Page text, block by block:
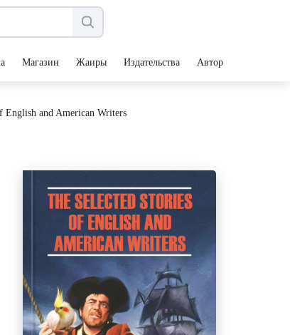
Магазин Жанры Издательства Авторы
English and American Writers